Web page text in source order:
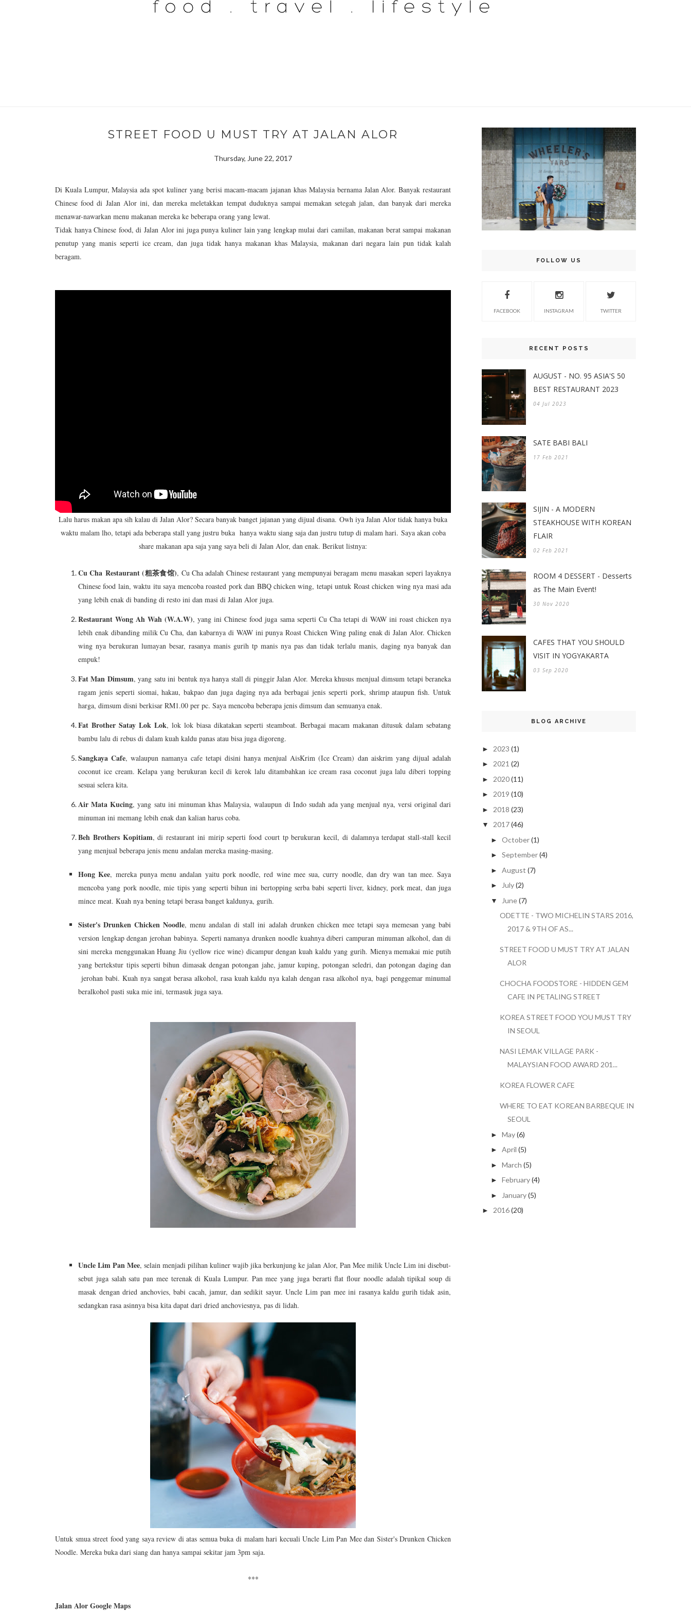
STREET FOOD U MUST TRY AT JALAN ALOR
Thursday, June 22, 2017
Di Kuala Lumpur, Malaysia ada spot kuliner yang berisi macam-macam jajanan khas Malaysia bernama Jalan Alor. Banyak restaurant
Chinese food di Jalan Alor ini, dan mereka meletakkan tempat duduknya sampai memakan setegah jalan, dan banyak dari mereka
menawar-nawarkan menu makanan mereka ke beberapa orang yang lewat.
Tidak hanya Chinese food, di Jalan Alor ini juga punya kuliner lain yang lengkap mulai dari camilan, makanan berat sampai makanan
penutup yang manis seperti ice cream, dan juga tidak hanya makanan khas Malaysia, makanan dari negara lain pun tidak kalah
beragam.
Lalu harus makan apa sih kalau di Jalan Alor? Secara banyak banget jajanan yang dijual disana. Owh iya Jalan Alor tidak hanya buka
waktu malam lho, tetapi ada beberapa stall yang justru buka hanya waktu siang saja dan justru tutup di malam hari. Saya akan coba
share makanan apa saja yang saya beli di Jalan Alor, dan enak. Berikut listnya:
Cu Cha Restaurant (粗茶食馆), Cu Cha adalah Chinese restaurant yang mempunyai beragam menu masakan seperi layaknya
Chinese food lain, waktu itu saya mencoba roasted pork dan BBQ chicken wing, tetapi untuk Roast chicken wing nya masi ada
yang lebih enak di banding di resto ini dan masi di Jalan Alor juga.
Restaurant Wong Ah Wah (W.A.W), yang ini Chinese food juga sama seperti Cu Cha tetapi di WAW ini roast chicken nya
lebih enak dibanding milik Cu Cha, dan kabarnya di WAW ini punya Roast Chicken Wing paling enak di Jalan Alor. Chicken
wing nya berukuran lumayan besar, rasanya manis gurih tp manis nya pas dan tidak terlalu manis, daging nya banyak dan
empuk!
Fat Man Dimsum, yang satu ini bentuk nya hanya stall di pinggir Jalan Alor. Mereka khusus menjual dimsum tetapi beraneka
ragam jenis seperti siomai, hakau, bakpao dan juga daging nya ada berbagai jenis seperti pork, shrimp ataupun fish. Untuk
harga, dimsum disni berkisar RM1.00 per pc. Saya mencoba beberapa jenis dimsum dan semuanya enak.
Fat Brother Satay Lok Lok, lok lok biasa dikatakan seperti steamboat. Berbagai macam makanan ditusuk dalam sebatang
bambu lalu di rebus di dalam kuah kaldu panas atau bisa juga digoreng.
Sangkaya Cafe, walaupun namanya cafe tetapi disini hanya menjual AisKrim (Ice Cream) dan aiskrim yang dijual adalah
coconut ice cream. Kelapa yang berukuran kecil di kerok lalu ditambahkan ice cream rasa coconut juga lalu diberi topping
sesuai selera kita.
Air Mata Kucing, yang satu ini minuman khas Malaysia, walaupun di Indo sudah ada yang menjual nya, versi original dari
minuman ini memang lebih enak dan kalian harus coba.
Beh Brothers Kopitiam, di restaurant ini mirip seperti food court tp berukuran kecil, di dalamnya terdapat stall-stall kecil
yang menjual beberapa jenis menu andalan mereka masing-masing.
Hong Kee, mereka punya menu andalan yaitu pork noodle, red wine mee sua, curry noodle, dan dry wan tan mee. Saya
mencoba yang pork noodle, mie tipis yang seperti bihun ini bertopping serba babi seperti liver, kidney, pork meat, dan juga
mince meat. Kuah nya bening tetapi berasa banget kaldunya, gurih.
Sister's Drunken Chicken Noodle, menu andalan di stall ini adalah drunken chicken mee tetapi saya memesan yang babi
version lengkap dengan jerohan babinya. Seperti namanya drunken noodle kuahnya diberi campuran minuman alkohol, dan di
sini mereka menggunakan Huang Jiu (yellow rice wine) dicampur dengan kuah kaldu yang gurih. Mienya memakai mie putih
yang bertekstur tipis seperti bihun dimasak dengan potongan jahe, jamur kuping, potongan seledri, dan potongan daging dan
jerohan babi. Kuah nya sangat berasa alkohol, rasa kuah kaldu nya kalah dengan rasa alkohol nya, bagi penggemar minumal
beralkohol pasti suka mie ini, termasuk juga saya.
Uncle Lim Pan Mee, selain menjadi pilihan kuliner wajib jika berkunjung ke jalan Alor, Pan Mee milik Uncle Lim ini disebut-
sebut juga salah satu pan mee terenak di Kuala Lumpur. Pan mee yang juga berarti flat flour noodle adalah tipikal soup di
masak dengan dried anchovies, babi cacah, jamur, dan sedikit sayur. Uncle Lim pan mee ini rasanya kaldu gurih tidak asin,
sedangkan rasa asinnya bisa kita dapat dari dried anchoviesnya, pas di lidah.
Untuk smua street food yang saya review di atas semua buka di malam hari kecuali Uncle Lim Pan Mee dan Sister's Drunken Chicken
Noodle. Mereka buka dari siang dan hanya sampai sekitar jam 3pm saja.
***
Jalan Alor Google Maps
FOLLOW US
FACEBOOK INSTAGRAM TWITTER
RECENT POSTS
AUGUST - NO. 95 ASIA'S 50
BEST RESTAURANT 2023
04 Jul 2023
SATE BABI BALI
17 Feb 2021
SIJIN - A MODERN
STEAKHOUSE WITH KOREAN
FLAIR
02 Feb 2021
ROOM 4 DESSERT - Desserts
as The Main Event!
30 Nov 2020
CAFES THAT YOU SHOULD
VISIT IN YOGYAKARTA
03 Sep 2020
BLOG ARCHIVE
► 2023 (1)
► 2021 (2)
► 2020(11)
► 2019 (10)
► 2018 (23)
▼ 2017(46)
► October(1)
► September(4)
► August (7)
► July(2)
▼ June(7)
ODETTE - TWO MICHELIN STARS 2016,
2017 & 9TH OF AS...
STREET FOOD U MUST TRY AT JALAN
ALOR
CHOCHA FOODSTORE - HIDDEN GEM
CAFE IN PETALING STREET
KOREA STREET FOOD YOU MUST TRY
IN SEOUL
NASI LEMAK VILLAGE PARK -
MALAYSIAN FOOD AWARD 201...
KOREA FLOWER CAFE
WHERE TO EAT KOREAN BARBEQUE IN
SEOUL
► May(6)
► April (5)
► March (5)
► February(4)
► January(5)
► 2016(20)